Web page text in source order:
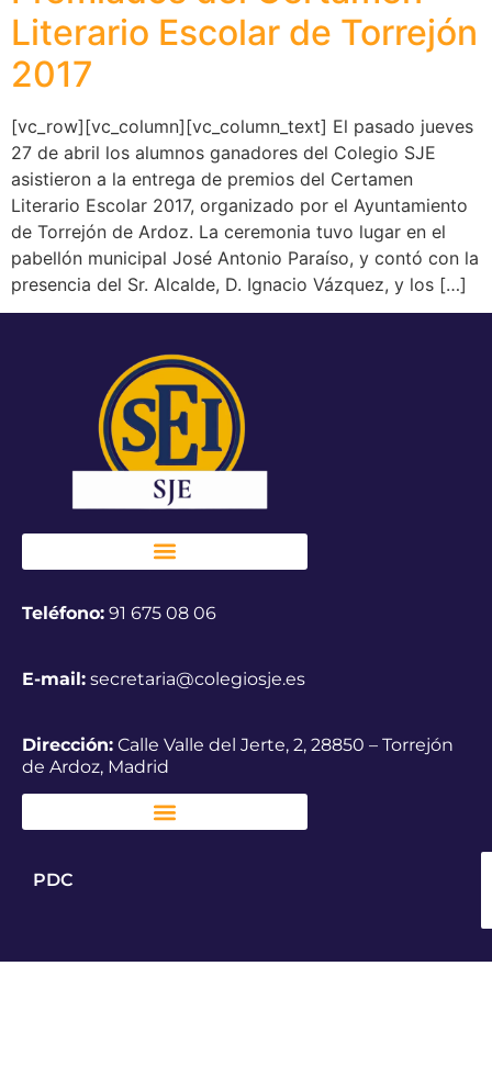
Literario Escolar de Torrejón
2017
[vc_row][vc_column][vc_column_text] El pasado jueves
27 de abril los alumnos ganadores del Colegio SJE
asistieron a la entrega de premios del Certamen
Literario Escolar 2017, organizado por el Ayuntamiento
de Torrejón de Ardoz. La ceremonia tuvo lugar en el
pabellón municipal José Antonio Paraíso, y contó con la
presencia del Sr. Alcalde, D. Ignacio Vázquez, y los […]
Teléfono: 91 675 08 06
E-mail: secretaria@colegiosje.es
Dirección: Calle Valle del Jerte, 2, 28850 – Torrejón
de Ardoz, Madrid
PDC